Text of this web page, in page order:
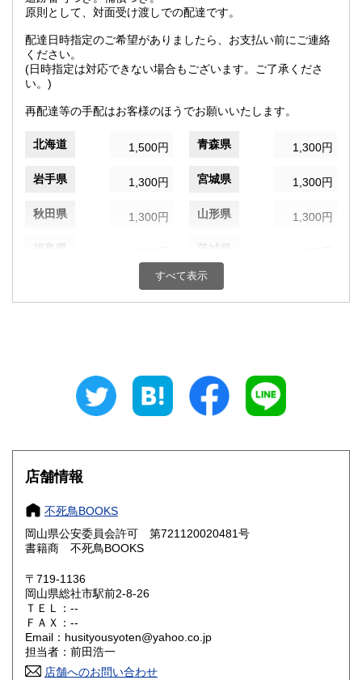
原則として、対面受け渡しでの配達です。
配達日時指定のご希望がありましたら、お支払い前にご連絡
ください。
(日時指定は対応できない場合もございます。ご了承くださ
い。)
再配達等の手配はお客様のほうでお願いいたします。
北海道 1,500円 青森県 1,300円
岩手県 1,300円 宮城県 1,300円
秋田県 1,300円 山形県 1,300円
福島県 茨城県
1,100円 群馬県
1,100円 富山県
愛知県 900円 三重県
大阪府 800円
奈良県 800円 和歌山県
鳥取県 800円
すべて表示
店舗情報
不死鳥BOOKS
岡山県公安委員会許可 第721120020481号
書籍商 不死鳥BOOKS
〒719-1136
岡山県総社市駅前2-8-26
ＴＥＬ：--
ＦＡＸ：--
Email：husityousyoten@yahoo.co.jp
担当者：前田浩一
店舗へのお問い合わせ